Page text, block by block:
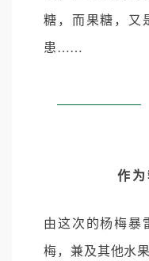
糖，而果糖，又
患……
作
由这次的杨梅暴
梅，兼及其他水